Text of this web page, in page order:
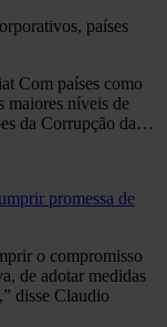
países
Com países como
maiores níveis de
da Corrupção da…
promessa de
o compromisso
de adotar medidas
disse Claudio